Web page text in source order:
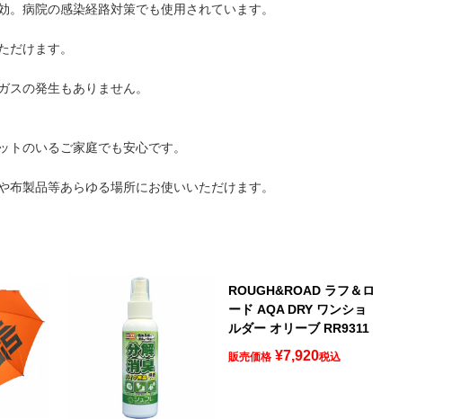
病院の感染経路対策でも使用されています。
だけます。
の発生もありません。
のいるご家庭でも安心です。
製品等あらゆる場所にお使いいただけます。
ROUGH&ROAD ラフ＆ロ
ード AQA DRY ワンショ
ルダー オリーブ RR9311
販売価格 ¥7,920税込